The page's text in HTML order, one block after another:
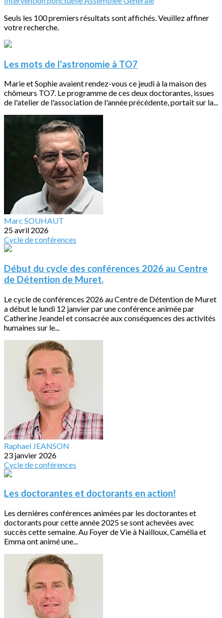
Seuls les 100 premiers résultats sont affichés. Veuillez affiner
votre recherche.
Les mots de l'astronomie à TO7
Marie et Sophie avaient rendez-vous ce jeudi à la maison des
chômeurs TO7. Le programme de ces deux doctorantes, issues
de l'atelier de l'association de l'année précédente, portait sur la...
Marc SOUHAUT
25 avril 2026
Cycle de conférences
Début du cycle des conférences 2026 au Centre
de Détention de Muret.
Le cycle de conférences 2026 au Centre de Détention de Muret
a début le lundi 12 janvier par une conférence animée par
Catherine Jeandel et consacrée aux conséquences des activités
humaines sur le...
Raphael JEANSON
23 janvier 2026
Cycle de conférences
Les doctorantes et doctorants en action!
Les dernières conférences animées par les doctorantes et
doctorants pour cette année 2025 se sont achevées avec
succès cette semaine. Au Foyer de Vie à Nailloux, Camélia et
Emma ont animé une...